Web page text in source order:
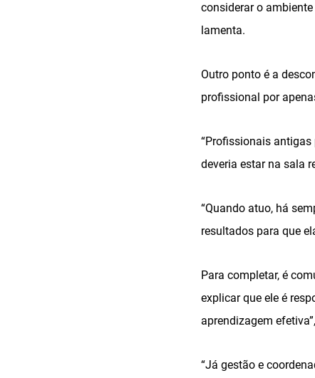
considerar o
lamenta.
Outro ponto é a
profissional por
“Profissionais
deveria estar na sala
“Quando atuo, há
resultados para que
Para completar, é
explicar que ele é
aprendizagem
“Já gestão e